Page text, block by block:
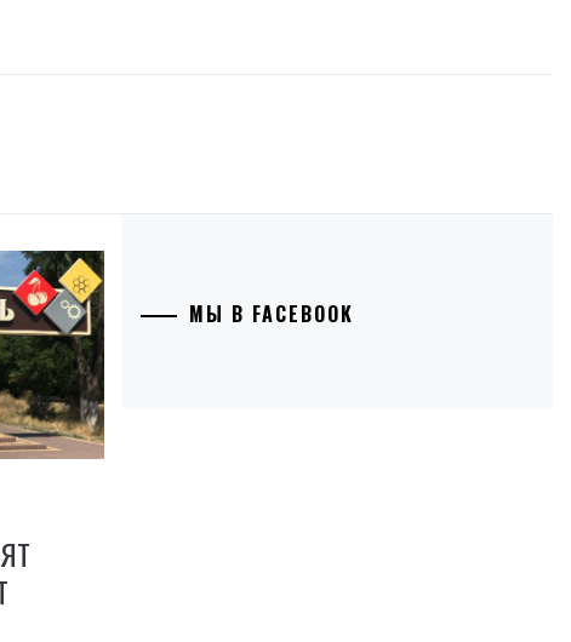
МЫ В FACEBOOK